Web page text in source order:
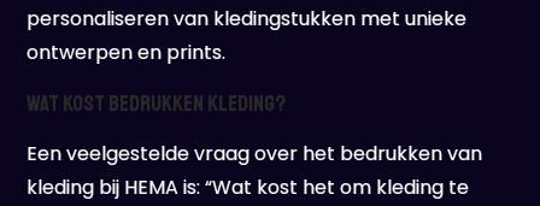
personaliseren van kledingstukken met unieke
ontwerpen en prints.
Wat kost bedrukken kleding?
Een veelgestelde vraag over het bedrukken van
kleding bij HEMA is: “Wat kost het om kleding te